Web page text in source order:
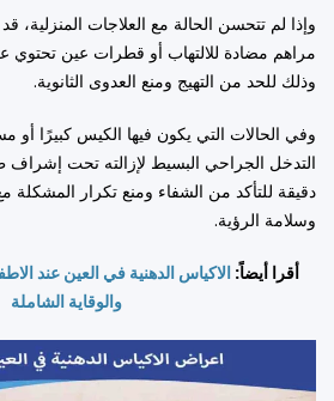
وإذا لم تتحسن الحالة مع العلاجات المنزلية،
مراهم مضادة للالتهاب أو قطرات عين تحتوي
وذلك للحد من التهيج ومنع العدوى الثانوية.
وفي الحالات التي يكون فيها الكيس كبيرًا أو
التدخل الجراحي البسيط لإزالته تحت
دقيقة للتأكد من الشفاء ومنع تكرار
وسلامة الرؤية.
أقرا أيضاً:الاكياس الدهنية في العين عند
والوقاية الشاملة